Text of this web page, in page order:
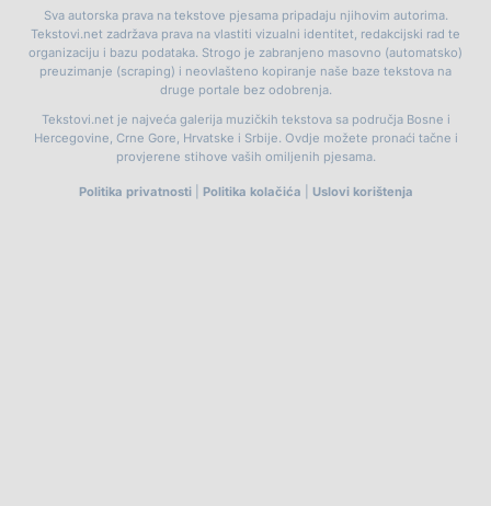
Sva autorska prava na tekstove pjesama pripadaju njihovim autorima.
Tekstovi.net zadržava prava na vlastiti vizualni identitet, redakcijski rad te
organizaciju i bazu podataka. Strogo je zabranjeno masovno (automatsko)
preuzimanje (scraping) i neovlašteno kopiranje naše baze tekstova na
druge portale bez odobrenja.
Tekstovi.net je najveća galerija muzičkih tekstova sa područja Bosne i
Hercegovine, Crne Gore, Hrvatske i Srbije. Ovdje možete pronaći tačne i
provjerene stihove vaših omiljenih pjesama.
Politika privatnosti| Politika kolačića Uslovi korištenja